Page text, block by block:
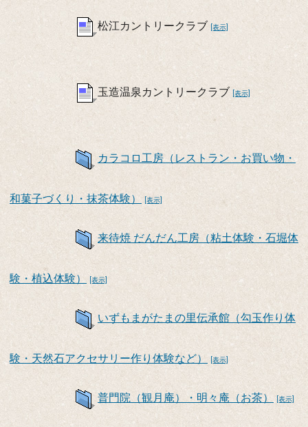
松江カントリークラブ [表示]
玉造温泉カントリークラブ [表示]
カラコロ工房（レストラン・お買い物・
和菓子づくり・抹茶体験） [表示]
来待焼 だんだん工房（粘土体験・石堀体
験・植込体験） [表示]
いずもまがたまの里伝承館（勾玉作り体
験・天然石アクセサリー作り体験など） [表示]
普門院（観月庵）・明々庵（お茶） [表示]